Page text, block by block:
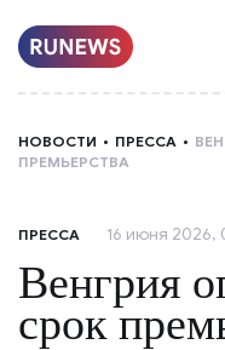
О
НАС
НОВОСТИ ПРЕССА
ПРЕМЬЕРСТВА
ПРЕССА 16 июня 2026,
Венгрия
срок